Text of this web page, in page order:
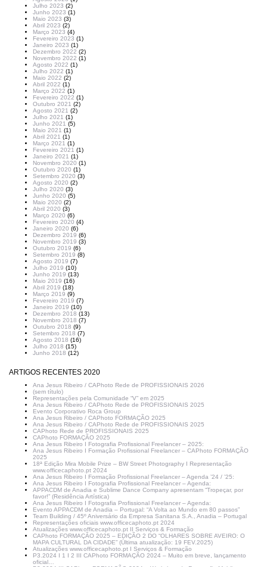
Julho 2023 (2)
Junho 2023 (1)
Maio 2023 (3)
Abril 2023 (2)
Março 2023 (4)
Fevereiro 2023 (1)
Janeiro 2023 (1)
Dezembro 2022 (2)
Novembro 2022 (1)
Agosto 2022 (1)
Julho 2022 (1)
Maio 2022 (2)
Abril 2022 (1)
Março 2022 (1)
Fevereiro 2022 (1)
Outubro 2021 (2)
Agosto 2021 (2)
Julho 2021 (1)
Junho 2021 (5)
Maio 2021 (1)
Abril 2021 (1)
Março 2021 (1)
Fevereiro 2021 (1)
Janeiro 2021 (1)
Novembro 2020 (1)
Outubro 2020 (1)
Setembro 2020 (3)
Agosto 2020 (2)
Julho 2020 (3)
Junho 2020 (5)
Maio 2020 (2)
Abril 2020 (3)
Março 2020 (6)
Fevereiro 2020 (4)
Janeiro 2020 (6)
Dezembro 2019 (6)
Novembro 2019 (3)
Outubro 2019 (6)
Setembro 2019 (8)
Agosto 2019 (7)
Julho 2019 (10)
Junho 2019 (13)
Maio 2019 (16)
Abril 2019 (18)
Março 2019 (9)
Fevereiro 2019 (7)
Janeiro 2019 (10)
Dezembro 2018 (13)
Novembro 2018 (7)
Outubro 2018 (9)
Setembro 2018 (7)
Agosto 2018 (16)
Julho 2018 (15)
Junho 2018 (12)
ARTIGOS RECENTES 2020
Ana Jesus Ribeiro / CAPhoto Rede de PROFISSIONAIS 2026
(sem título)
Representações pela Comunidade “V” em 2025
Ana Jesus Ribeiro / CAPhoto Rede de PROFISSIONAIS 2025
Evento Corporativo Roca Group
Ana Jesus Ribeiro / CAPhoto FORMAÇÃO 2025
Ana Jesus Ribeiro / CAPhoto Rede de PROFISSIONAIS 2025
CAPhoto Rede de PROFISSIONAIS 2025
CAPhoto FORMAÇÃO 2025
Ana Jesus Ribeiro I Fotografia Profissional Freelancer – 2025:
Ana Jesus Ribeiro I Formação Profissional Freelancer – CAPhoto FORMAÇÃO
2025
18ª Edição Mira Mobile Prize – BW Street Photography I Representação
www.officecaphoto.pt 2024
Ana Jesus Ribeiro I Formação Profissional Freelancer – Agenda ’24 / ’25:
Ana Jesus Ribeiro I Fotografia Profissional Freelancer – Agenda:
APPACDM de Anadia e Sublime Dance Company apresentam “Tropeçar, por
favor!” (Residência Artística)
Ana Jesus Ribeiro I Fotografia Profissional Freelancer – Agenda:
Evento APPACDM de Anadia – Portugal: “A Volta ao Mundo em 80 passos”
Team Building / 45º Aniversário da Empresa Sanitana S.A., Anadia – Portugal
Representações oficiais www.officecaphoto.pt 2024
Atualizações www.officecaphoto.pt II Serviços & Formação
CAPhoto FORMAÇÃO 2025 – EDIÇÃO 2 DO “OLHARES SOBRE AVEIRO: O
MAPA CULTURAL DA CIDADE” (Última atualização: 19 FEV.2025)
Atualizações www.officecaphoto.pt I Serviços & Formação
P3.2024 I 1 I 2 III CAPhoto FORMAÇÃO 2024 – Muito em breve, lançamento
oficial…